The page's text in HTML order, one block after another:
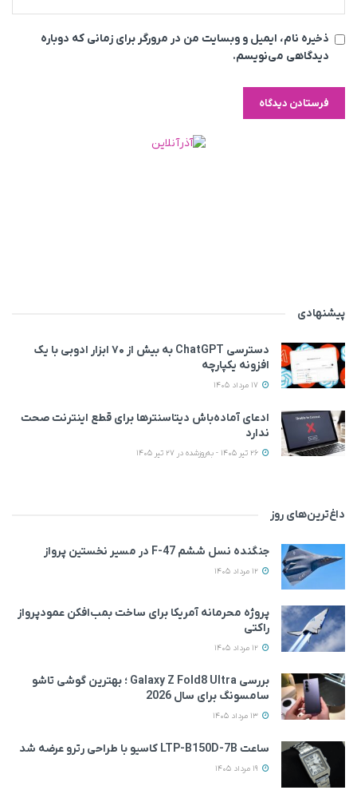
ذخیره نام، ایمیل و وبسایت من در مرورگر برای زمانی که دوباره
دیدگاهی می‌نویسم.
پیشنهادی
دسترسی ChatGPT به بیش از ۷۰ ابزار ادوبی با یک
افزونه یکپارچه
ادعای آماده‌باش دیتاسنترها برای قطع اینترنت صحت
ندارد
داغ‌ترین‌های روز
جنگنده نسل ششم F-47 در مسیر نخستین پرواز
پروژه محرمانه آمریکا برای ساخت بمب‌افکن عمودپرواز
راکتی
بررسی Galaxy Z Fold8 Ultra ؛ بهترین گوشی تاشو
سامسونگ برای سال 2026
ساعت LTP-B150D-7B کاسیو با طراحی رترو عرضه شد